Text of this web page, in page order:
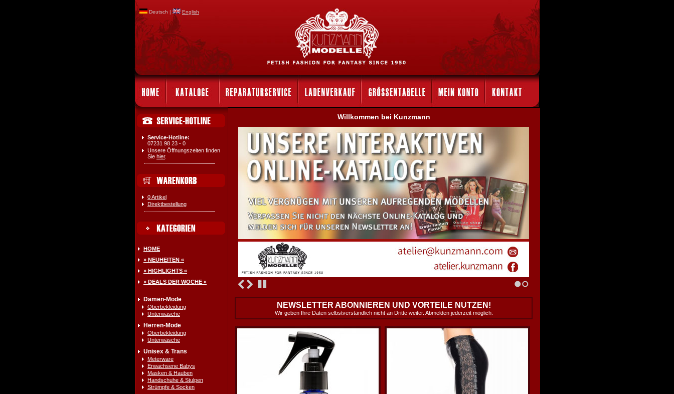
Deutsch | English
Service-Hotline:
07231 98 23 - 0
Unsere Öffnungszeiten finden
Sie hier.
0 Artikel
Direktbestellung
HOME
» NEUHEITEN «
» HIGHLIGHTS «
» DEALS DER WOCHE «
Damen-Mode
Oberbekleidung
Unterwäsche
Herren-Mode
Oberbekleidung
Unterwäsche
Unisex & Trans
Meterware
Erwachsene Babys
Masken & Hauben
Handschuhe & Stulpen
Strümpfe & Socken
Willkommen bei Kunzmann
NEWSLETTER ABONNIEREN UND VORTEILE NUTZEN!
Wir geben Ihre Daten selbstverständlich nicht an Dritte weiter. Abmelden jederzeit möglich.